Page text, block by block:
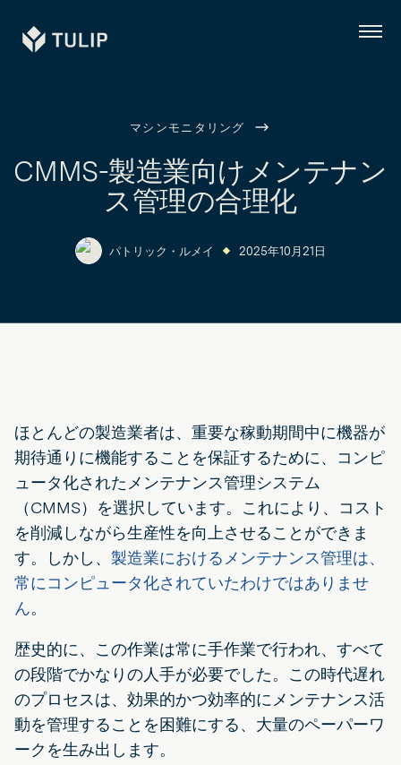
Tulip
メ
マシンモニタリング
CMMS-製造業向けメンテナン
ス管理の合理化
パトリック・ルメイ 2025年10月21日
ほとんどの製造業者は、重要な稼動期間中に機器が
期待通りに機能することを保証するために、コンピ
ュータ化されたメンテナンス管理システム
（CMMS）を選択しています。これにより、コスト
を削減しながら生産性を向上させることができま
す。しかし、 製造業におけるメンテナンス管理は、
常にコンピュータ化されていたわけではありませ
ん。
歴史的に、この作業は常に手作業で行われ、すべて
の段階でかなりの人手が必要でした。この時代遅れ
のプロセスは、効果的かつ効率的にメンテナンス活
動を管理することを困難にする、大量のペーパーワ
ークを生み出します。